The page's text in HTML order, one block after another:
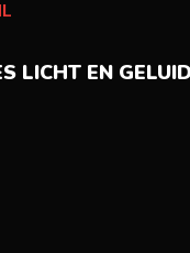
LICHT EN